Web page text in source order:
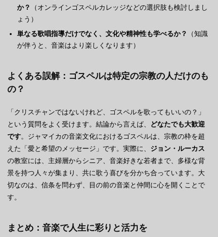
か？
（オンラインゴスペルカレッジなどの選択肢も検討しまし
ょう）
単なる歌唱指導だけでなく、文化や精神性も学べるか？
（知識
が伴うと、音楽はより楽しくなります）
よくある誤解：ゴスペルは特定の宗教の人だけのも
の？
「クリスチャンではないけれど、ゴスペルを歌ってもいいの？」
という質問をよく受けます。結論から言えば、
どなたでも大歓迎
です。ジャマイカの音楽文化におけるゴスペルは、宗教の枠を超
えた「愛と希望のメッセージ」です。実際に、 ジョン・ルーカス
の教室には、主婦層からシニア、音楽好きな若者まで、多様な背
景を持つ人々が集まり、共に歌う喜びを分かち合っています。大
切なのは、信条を問わず、目の前の音楽と仲間に心を開くことで
す。
まとめ：音楽で人生に彩りと活力を